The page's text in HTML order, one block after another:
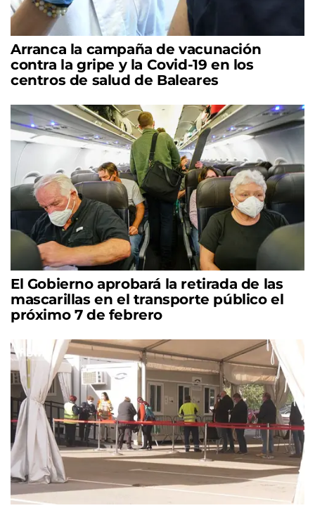
Arranca la campaña de vacunación
contra la gripe y la Covid-19 en los
centros de salud de Baleares
El Gobierno aprobará la retirada de las
mascarillas en el transporte público el
próximo 7 de febrero